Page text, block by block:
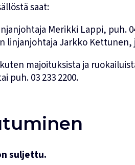
saat:
Merikki Lappi, puh.
linjanjohtaja Jarkko Kettunen,
majoituksista ja
puh.03 233 2200.
suljettu.